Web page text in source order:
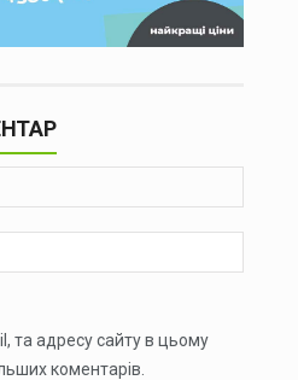
та адресу сайту в цьому
коментарів.